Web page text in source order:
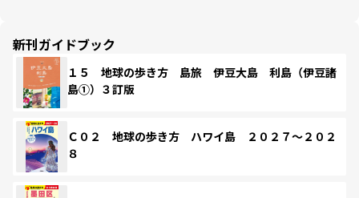
新刊ガイドブック
１５ 地球の歩き方 島旅 伊豆大島 利島（伊豆諸
島①）３訂版
Ｃ０２ 地球の歩き方 ハワイ島 ２０２７～２０２
８